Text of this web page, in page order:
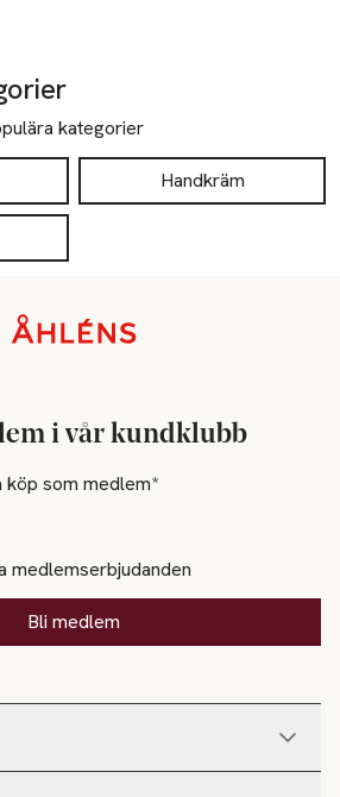
kategorier
Handkräm
i vår kundklubb
köp som medlem*
medlemserbjudanden
Bli medlem